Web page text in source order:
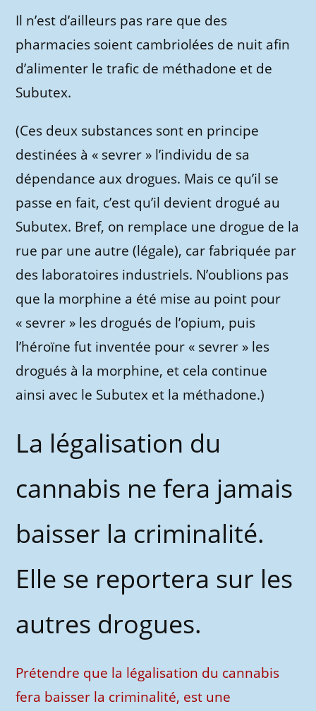
Il n’est d’ailleurs pas rare que des
pharmacies soient cambriolées de nuit afin
d’alimenter le trafic de méthadone et de
Subutex.
(Ces deux substances sont en principe
destinées à « sevrer » l’individu de sa
dépendance aux drogues. Mais ce qu’il se
passe en fait, c’est qu’il devient drogué au
Subutex. Bref, on remplace une drogue de la
rue par une autre (légale), car fabriquée par
des laboratoires industriels. N’oublions pas
que la morphine a été mise au point pour
« sevrer » les drogués de l’opium, puis
l’héroïne fut inventée pour « sevrer » les
drogués à la morphine, et cela continue
ainsi avec le Subutex et la méthadone.)
La légalisation du
cannabis ne fera jamais
baisser la criminalité.
Elle se reportera sur les
autres drogues.
Prétendre que la légalisation du cannabis
fera baisser la criminalité, est une